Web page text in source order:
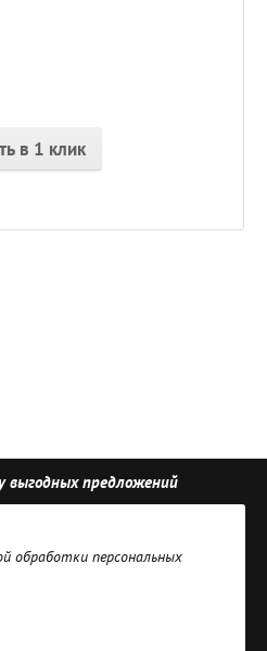
в 1 клик
выгодных предложений
обработки персональных